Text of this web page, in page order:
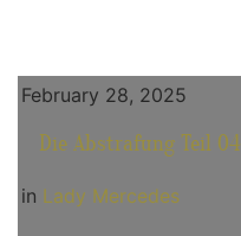
February 28, 2025
Die Abstrafung Teil 04
in Lady Mercedes